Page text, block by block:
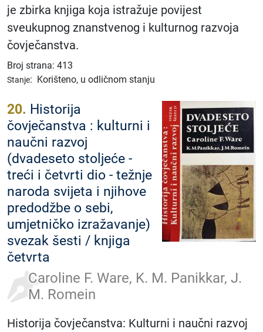
je zbirka knjiga koja istražuje povijest
sveukupnog znanstvenog i kulturnog razvoja
čovječanstva.
Broj strana: 413
Stanje: Korišteno, u odličnom stanju
20. Historija
čovječanstva : kulturni i
naučni razvoj
(dvadeseto stoljeće -
treći i četvrti dio - težnje
naroda svijeta i njihove
predodžbe o sebi,
umjetničko izražavanje)
svezak šesti / knjiga
četvrta
Caroline F. Ware, K. M. Panikkar, J.
M. Romein
Historija čovječanstva: Kulturni i naučni razvoj